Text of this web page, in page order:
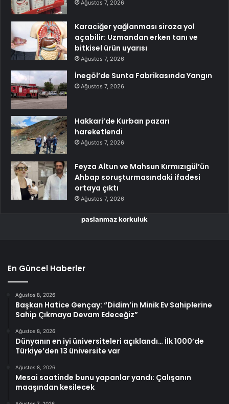
Ağustos 7, 2026
Karaciğer yağlanması siroza yol
açabilir: Uzmandan erken tanı ve
bitkisel ürün uyarısı
Ağustos 7, 2026
İnegöl’de Sunta Fabrikasında Yangın
Ağustos 7, 2026
Hakkari’de Kurban pazarı
hareketlendi
Ağustos 7, 2026
Feyza Altun ve Mahsun Kırmızıgül’ün
Ahbap soruşturmasındaki ifadesi
ortaya çıktı
Ağustos 7, 2026
paslanmaz korkuluk
En Güncel Haberler
Ağustos 8, 2026
Başkan Hatice Gençay: “Didim’in Minik Ev Sahiplerine
Sahip Çıkmaya Devam Edeceğiz”
Ağustos 8, 2026
Dünyanın en iyi üniversiteleri açıklandı… İlk 1000’de
Türkiye’den 13 üniversite var
Ağustos 8, 2026
Mesai saatinde bunu yapanlar yandı: Çalışanın
maaşından kesilecek